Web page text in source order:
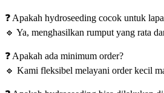
❓ Apakah hydroseeding cocok untuk
🔹 Ya, menghasilkan rumput yang rata
❓ Apakah ada minimum order?
🔹 Kami fleksibel melayani order kecil